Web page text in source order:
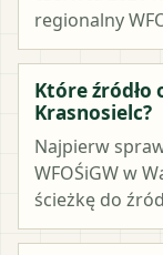
regionalny
Które
Krasnosielc?
Najpierw
WFOŚiGW w
ścieżkę do